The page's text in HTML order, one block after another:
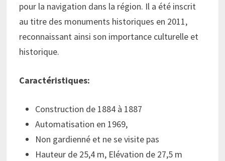
pour la navigation dans la région. Il a été inscrit
au titre des monuments historiques en 2011,
reconnaissant ainsi son importance culturelle et
historique.
Caractéristiques:
Construction de 1884 à 1887
Automatisation en 1969,
Non gardienné et ne se visite pas
Hauteur de 25,4 m, Elévation de 27,5 m